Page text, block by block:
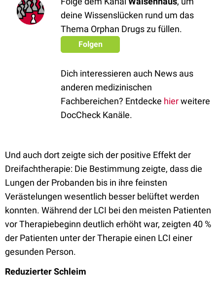
deine Wissenslücken rund um das
Thema Orphan Drugs zu füllen.
Folgen
Dich interessieren auch News aus
anderen medizinischen
Fachbereichen? Entdecke hierweitere
DocCheck Kanäle.
Und auch dort zeigte sich der positive Effekt der
Dreifachtherapie: Die Bestimmung zeigte, dass die
Lungen der Probanden bis in ihre feinsten
Verästelungen wesentlich besser belüftet werden
konnten. Während der LCI bei den meisten Patienten
vor Therapiebeginn deutlich erhöht war, zeigten 40 %
der Patienten unter der Therapie einen LCI einer
gesunden Person.
Reduzierter Schleim